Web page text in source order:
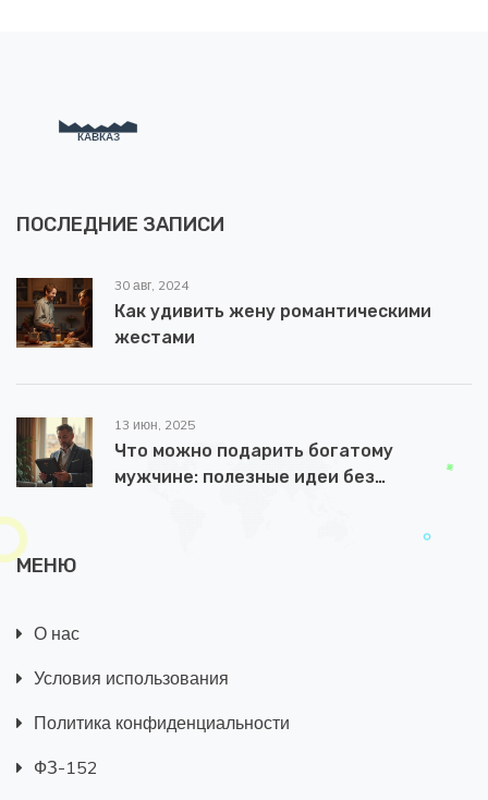
ПОСЛЕДНИЕ ЗАПИСИ
30 авг, 2024
Как удивить жену романтическими
жестами
13 июн, 2025
Что можно подарить богатому
мужчине: полезные идеи без
МЕНЮ
О нас
Условия использования
Политика конфиденциальности
ФЗ-152